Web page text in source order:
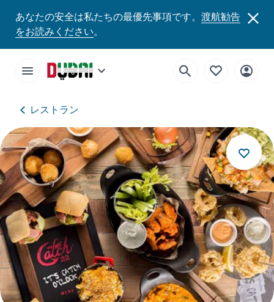
あなたの安全は私たちの最優先事項です。 渡航勧告
をお読みください。
レストラン